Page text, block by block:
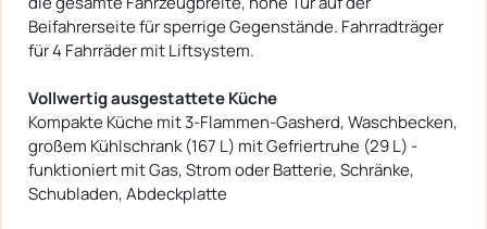
Beifahrerseite für sperrige Gegenstände. Fahrradträger
für 4 Fahrräder mit Liftsystem.
Vollwertig ausgestattete Küche
Kompakte Küche mit 3-Flammen-Gasherd, Waschbecken,
großem Kühlschrank (167 L) mit Gefriertruhe (29 L) -
funktioniert mit Gas, Strom oder Batterie, Schränke,
Schubladen, Abdeckplatte